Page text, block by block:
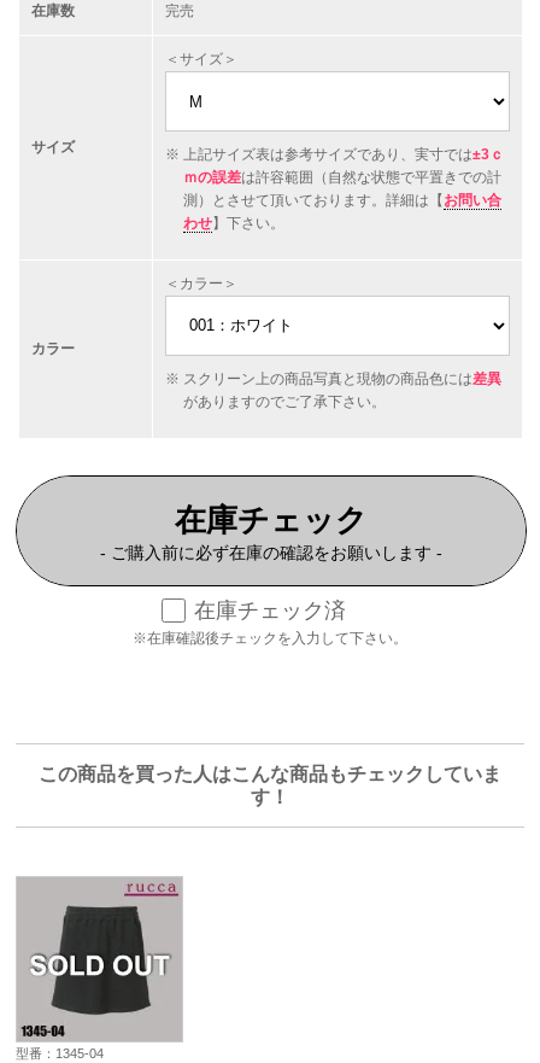
在庫数 完売
サイズ
＜サイズ＞
上記サイズ表は参考サイズであり、実寸では±3ｃ
ｍの誤差は許容範囲（自然な状態で平置きでの計
測）とさせて頂いております。詳細は【 お問い合
わせ】下さい。
カラー
＜カラー＞
スクリーン上の商品写真と現物の商品色には差異
がありますのでご了承下さい。
在庫チェック
- ご購入前に必ず在庫の確認をお願いします -
在庫チェック済
※在庫確認後チェックを入力して下さい。
この商品を買った人はこんな商品もチェックしていま
す！
型番：1345-04